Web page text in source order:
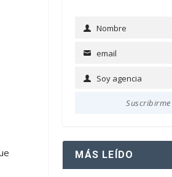
NameNombre
Email email
Soy
Soy agencia
Suscribirme
MÁS LEÍDO